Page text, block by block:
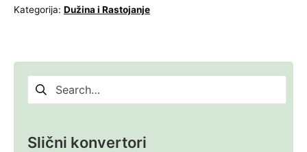
Kategorija: Dužina i Rastojanje
Pretraga
za:
Slični konvertori